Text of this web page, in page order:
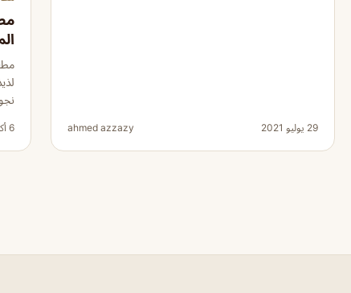
29 يوليو 2021 ahmed azzazy 6 أكتوبر 2022